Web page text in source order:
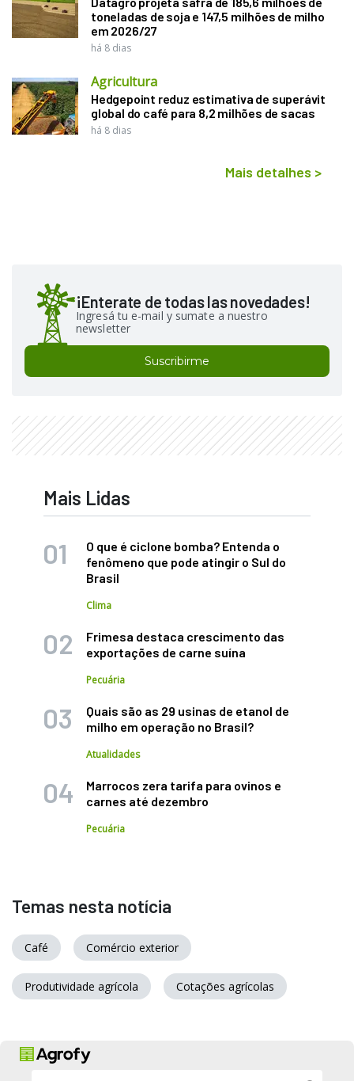
toneladas de soja e 147,5 milhões de milho
em 2026/27
há 8 dias
Agricultura
Hedgepoint reduz estimativa de superávit
global do café para 8,2 milhões de sacas
há 8 dias
Mais detalhes >
¡Enterate de todas las novedades!
Ingresá tu e-mail y sumate a nuestro
newsletter
Suscribirme
Mais Lidas
O que é ciclone bomba? Entenda o
fenômeno que pode atingir o Sul do
Brasil
Clima
Frimesa destaca crescimento das
exportações de carne suína
Pecuária
Quais são as 29 usinas de etanol de
milho em operação no Brasil?
Atualidades
Marrocos zera tarifa para ovinos e
carnes até dezembro
Pecuária
Temas nesta notícia
Café Comércio exterior
Produtividade agrícola Cotações agrícolas